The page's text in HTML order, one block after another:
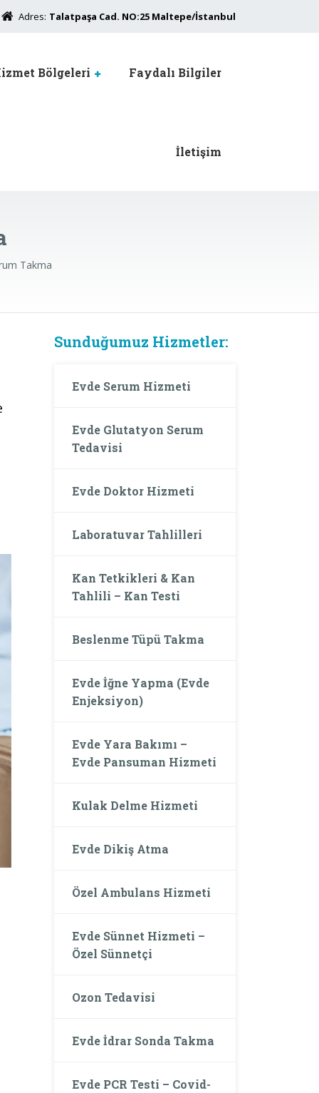
Adres: Talatpaşa Cad. NO:25 Maltepe/İstanbul
Bölgeleri Faydalı Bilgiler
İletişim
Takma
Sunduğumuz Hizmetler:
Evde Serum Hizmeti
Evde Glutatyon Serum
Tedavisi
Evde Doktor Hizmeti
Laboratuvar Tahlilleri
Kan Tetkikleri & Kan
Tahlili – Kan Testi
Beslenme Tüpü Takma
Evde İğne Yapma (Evde
Enjeksiyon)
Evde Yara Bakımı –
Evde Pansuman Hizmeti
Kulak Delme Hizmeti
Evde Dikiş Atma
Özel Ambulans Hizmeti
Evde Sünnet Hizmeti –
Özel Sünnetçi
Ozon Tedavisi
Evde İdrar Sonda Takma
Evde PCR Testi – Covid-